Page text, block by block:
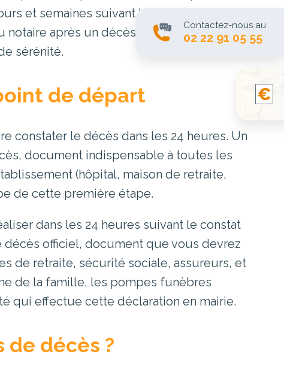
Contactez-nous au
02 22 91 05 55
et semaines suivant le décès. Cet
après un décès, afin que vous
sérénité.
de départ
constater le décès dans les 24 heures. Un
document indispensable à toutes les
(hôpital, maison de retraite,
de cette première étape.
dans les 24 heures suivant le constat
décès officiel, document que vous devrez
de retraite, sécurité sociale, assureurs, et
de la famille, les pompes funèbres
qui effectue cette déclaration en mairie.
décès ?